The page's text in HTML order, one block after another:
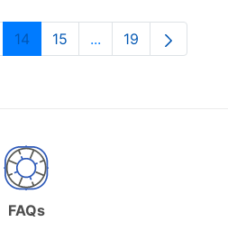
intermedias Use TAB para
Página
14 Página
15 ...PáginasPágina
19
FAQs